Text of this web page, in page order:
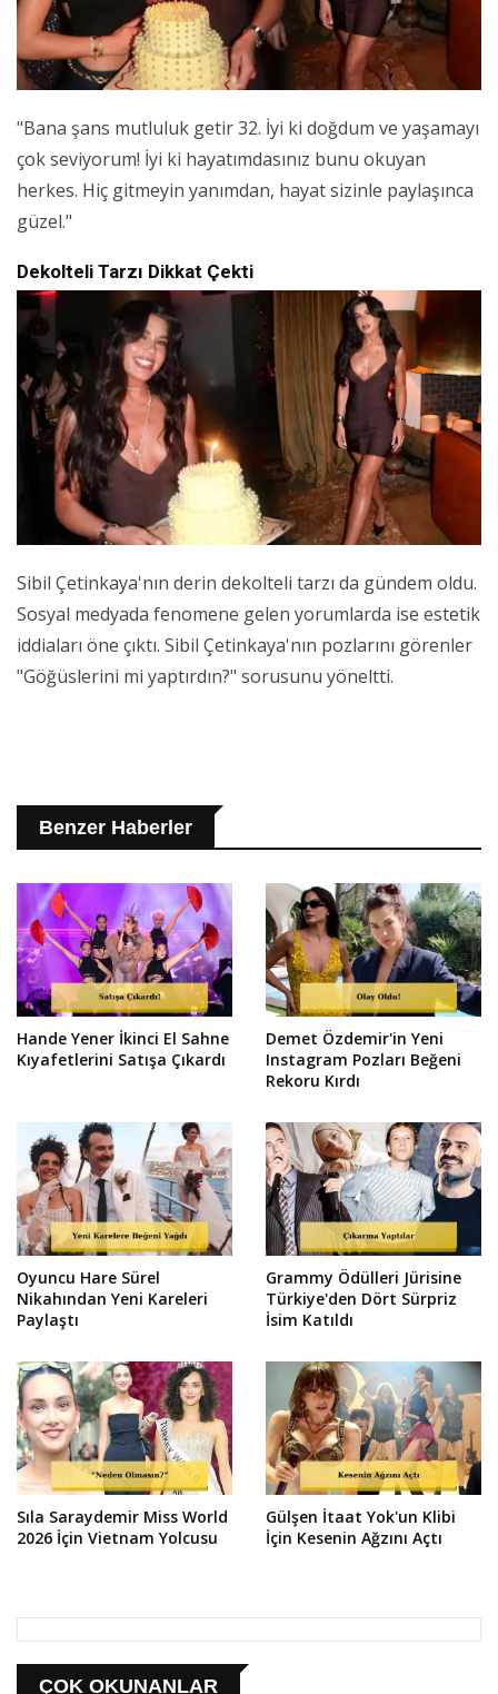
"Bana şans mutluluk getir 32. İyi ki doğdum ve yaşamayı
çok seviyorum! İyi ki hayatımdasınız bunu okuyan
herkes. Hiç gitmeyin yanımdan, hayat sizinle paylaşınca
güzel."
Dekolteli Tarzı Dikkat Çekti
Sibil Çetinkaya'nın derin dekolteli tarzı da gündem oldu.
Sosyal medyada fenomene gelen yorumlarda ise estetik
iddiaları öne çıktı. Sibil Çetinkaya'nın pozlarını görenler
"Göğüslerini mi yaptırdın?" sorusunu yöneltti.
Benzer Haberler
Hande Yener İkinci El Sahne
Kıyafetlerini Satışa Çıkardı
Demet Özdemir'in Yeni
Instagram Pozları Beğeni
Rekoru Kırdı
Oyuncu Hare Sürel
Nikahından Yeni Kareleri
Paylaştı
Grammy Ödülleri Jürisine
Türkiye'den Dört Sürpriz
İsim Katıldı
Sıla Saraydemir Miss World
2026 İçin Vietnam Yolcusu
Gülşen İtaat Yok'un Klibi
İçin Kesenin Ağzını Açtı
ÇOK OKUNANLAR